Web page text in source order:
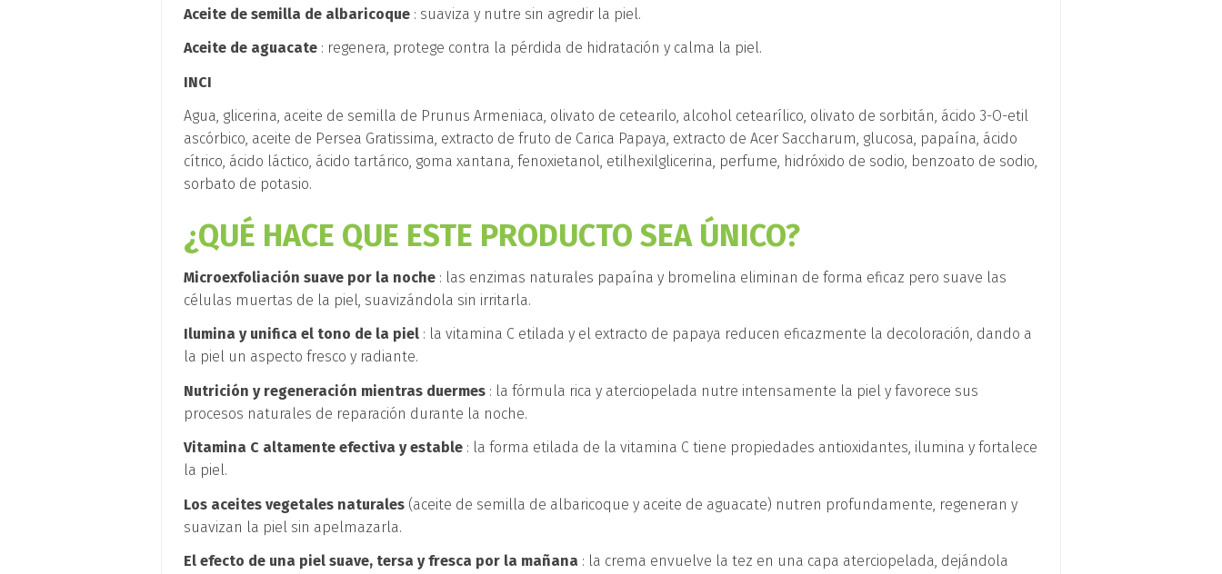
Aceite de semilla de albaricoque : suaviza y nutre sin agredir la piel.
Aceite de aguacate : regenera, protege contra la pérdida de hidratación y calma la piel.
INCI
Agua, glicerina, aceite de semilla de Prunus Armeniaca, olivato de cetearilo, alcohol cetearílico, olivato de sorbitán, ácido 3-O-etil
ascórbico, aceite de Persea Gratissima, extracto de fruto de Carica Papaya, extracto de Acer Saccharum, glucosa, papaína, ácido
cítrico, ácido láctico, ácido tartárico, goma xantana, fenoxietanol, etilhexilglicerina, perfume, hidróxido de sodio, benzoato de sodio,
sorbato de potasio.
¿QUÉ HACE QUE ESTE PRODUCTO SEA ÚNICO?
Microexfoliación suave por la noche : las enzimas naturales papaína y bromelina eliminan de forma eficaz pero suave las
células muertas de la piel, suavizándola sin irritarla.
Ilumina y unifica el tono de la piel : la vitamina C etilada y el extracto de papaya reducen eficazmente la decoloración, dando a
la piel un aspecto fresco y radiante.
Nutrición y regeneración mientras duermes : la fórmula rica y aterciopelada nutre intensamente la piel y favorece sus
procesos naturales de reparación durante la noche.
Vitamina C altamente efectiva y estable : la forma etilada de la vitamina C tiene propiedades antioxidantes, ilumina y fortalece
la piel.
Los aceites vegetales naturales (aceite de semilla de albaricoque y aceite de aguacate) nutren profundamente, regeneran y
suavizan la piel sin apelmazarla.
El efecto de una piel suave, tersa y fresca por la mañana : la crema envuelve la tez en una capa aterciopelada, dejándola